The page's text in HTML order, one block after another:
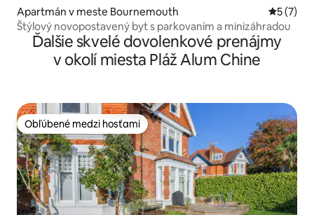
Apartmán v meste Bournemouth
5 (7)
Štýlový novopostavený byt s parkovaním a minizáhradou
Ďalšie skvelé dovolenkové prenájmy
v okolí miesta Pláž Alum Chine
Obľúbené medzi hosťami
Obľúbené medzi hosťami